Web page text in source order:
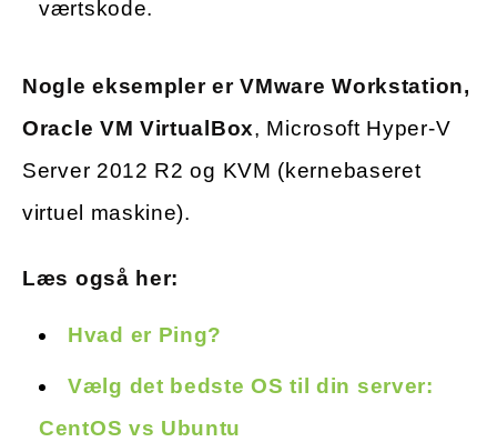
værtskode.
Nogle eksempler er VMware Workstation,
Oracle VM VirtualBox, Microsoft Hyper-V
Server 2012 R2 og KVM (kernebaseret
virtuel maskine).
Læs også her:
Hvad er Ping?
Vælg det bedste OS til din server:
CentOS vs Ubuntu